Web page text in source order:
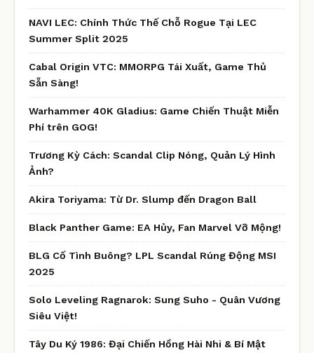
NAVI LEC: Chính Thức Thế Chỗ Rogue Tại LEC
Summer Split 2025
Cabal Origin VTC: MMORPG Tái Xuất, Game Thủ
Sẵn Sàng!
Warhammer 40K Gladius: Game Chiến Thuật Miễn
Phí trên GOG!
Trương Kỳ Cách: Scandal Clip Nóng, Quản Lý Hình
Ảnh?
Akira Toriyama: Từ Dr. Slump đến Dragon Ball
Black Panther Game: EA Hủy, Fan Marvel Vỡ Mộng!
BLG Cố Tình Buông? LPL Scandal Rúng Động MSI
2025
Solo Leveling Ragnarok: Sung Suho - Quân Vương
Siêu Việt!
Tây Du Ký 1986: Đại Chiến Hồng Hài Nhi & Bí Mật